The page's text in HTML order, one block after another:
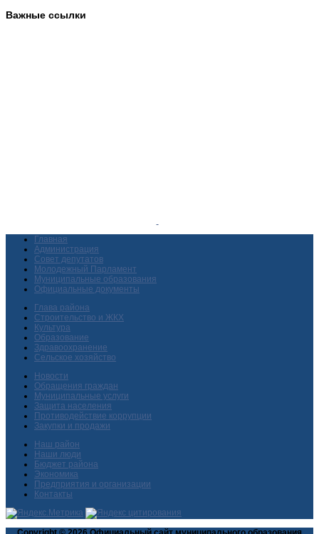
Важные ссылки
Главная
Администрация
Совет депутатов
Молодежный Парламент
Муниципальные образования
Официальные документы
Глава района
Строительство и ЖКХ
Культура
Образование
Здравоохранение
Сельское хозяйство
Новости
Обращения граждан
Муниципальные услуги
Защита населения
Противодействие коррупции
Закупки и продажи
Наш район
Наши люди
Бюджет района
Экономика
Предприятия и организации
Контакты